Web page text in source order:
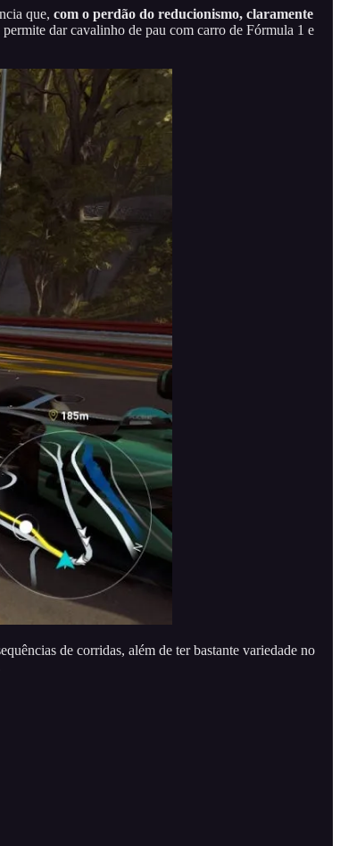
que, com o perdão do reducionismo, claramente
dar cavalinho de pau com carro de Fórmula 1 e
de corridas, além de ter bastante variedade no